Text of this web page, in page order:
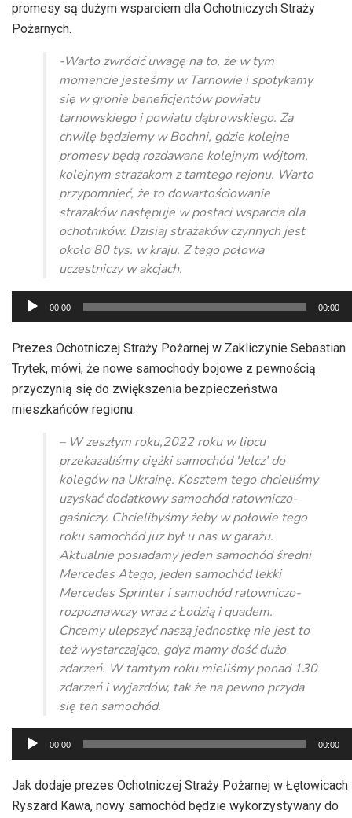
promesy są dużym wsparciem dla Ochotniczych Straży
Pożarnych.
-Warto zwrócić uwagę na to, że w tym
momencie jesteśmy w Tarnowie i spotykamy
się w gronie beneficjentów powiatu
tarnowskiego i powiatu dąbrowskiego. Za
chwilę będziemy w Bochni, gdzie kolejne
promesy będą rozdawane kolejnym wójtom,
kolejnym strażakom z tamtego rejonu. Warto
przypomnieć, że to dowartościowanie
strażaków następuje w postaci wsparcia dla
ochotników. Dzisiaj strażaków czynnych jest
około 80 tys. w kraju. Z tego połowa
uczestniczy w akcjach.
Odtwarzacz
plików
dźwiękowych
00:00 00:00
Prezes Ochotniczej Straży Pożarnej w Zakliczynie Sebastian
Trytek, mówi, że nowe samochody bojowe z pewnością
przyczynią się do zwiększenia bezpieczeństwa
mieszkańców regionu.
– W zeszłym roku,2022 roku w lipcu
przekazaliśmy ciężki samochód 'Jelcz’ do
kolegów na Ukrainę. Kosztem tego chcieliśmy
uzyskać dodatkowy samochód ratowniczo-
gaśniczy. Chcielibyśmy żeby w połowie tego
roku samochód już był u nas w garażu.
Aktualnie posiadamy jeden samochód średni
Mercedes Atego, jeden samochód lekki
Mercedes Sprinter i samochód ratowniczo-
rozpoznawczy wraz z Łodzią i quadem.
Chcemy ulepszyć naszą jednostkę nie jest to
też wystarczająco, gdyż mamy dość dużo
zdarzeń. W tamtym roku mieliśmy ponad 130
zdarzeń i wyjazdów, tak że na pewno przyda
się ten samochód.
Odtwarzacz
plików
dźwiękowych
00:00 00:00
Jak dodaje prezes Ochotniczej Straży Pożarnej w Łętowicach
Ryszard Kawa, nowy samochód będzie wykorzystywany do